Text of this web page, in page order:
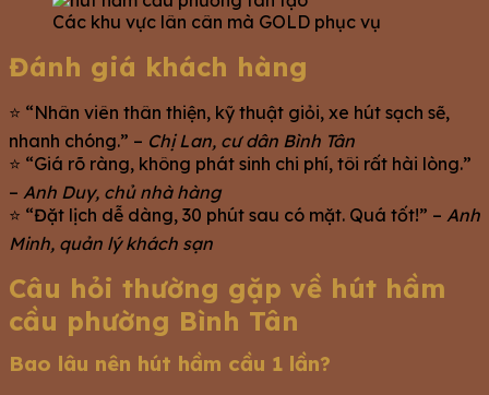
Các khu vực lân cân mà GOLD phục vụ
Đánh giá khách hàng
⭐ “Nhân viên thân thiện, kỹ thuật giỏi, xe hút sạch sẽ,
nhanh chóng.” – Chị Lan, cư dân Bình Tân
⭐ “Giá rõ ràng, không phát sinh chi phí, tôi rất hài lòng.”
– Anh Duy, chủ nhà hàng
⭐ “Đặt lịch dễ dàng, 30 phút sau có mặt. Quá tốt!” – Anh
Minh, quản lý khách sạn
Câu hỏi thường gặp về hút hầm
cầu phường Bình Tân
Bao lâu nên hút hầm cầu 1 lần?